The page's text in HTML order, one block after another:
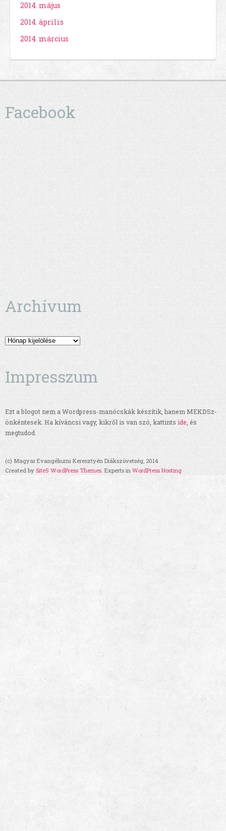
2014. május
2014. április
2014. március
Facebook
Archívum
Archívum
Impresszum
Ezt a blogot nem a Wordpress-manócskák készítik, hanem MEKDSz-
önkéntesek. Ha kíváncsi vagy, kikről is van szó, kattints ide , és
megtudod.
(c) Magyar Evangéliumi Keresztyén Diákszövetség, 2014
Created by Site5 WordPress Themes . Experts in WordPress Hosting